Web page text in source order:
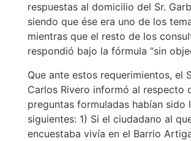
respuestas al domicilio del Sr.
siendo que ése era uno de los
mientras que el resto de los
respondió bajo la fórmula “sin
Que ante estos requerimientos, el
Carlos Rivero informó al respecto
preguntas formuladas habían sido
siguientes: 1) Si el ciudadano al
encuestaba vivía en el Barrio